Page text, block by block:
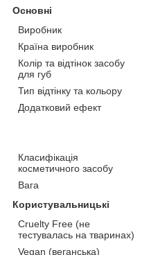
Основні
Виробник
Країна виробник
Колір та відтінок засобу
для губ
Тип відтінку та кольору
Додатковий ефект
Класифікація
косметичного засобу
Вага
Користувальницькі
Cruelty Free (не
тестувалась на тваринах)
Vegan (веганська)